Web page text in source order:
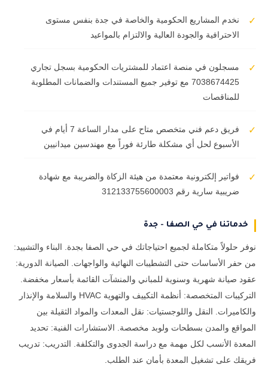
✓
نخدم المشاريع الحكومية والخاصة في جدة بنفس مستوى
الاحترافية والجودة العالية والالتزام بالمواعيد
✓
مسجلون في منصة اعتماد للمشتريات الحكومية بسجل تجاري
7038674425 مع توفير جميع المستندات والضمانات المطلوبة
للمناقصات
✓
فريق دعم فني متخصص متاح على مدار الساعة 7 أيام في
الأسبوع لحل أي مشكلة طارئة فوراً مع مهندسين ميدانيين
✓
فواتير إلكترونية معتمدة من هيئة الزكاة والضريبة مع شهادة
ضريبية سارية رقم 312133755600003
خدماتنا في حي الصفا - جدة
نوفر حلولاً متكاملة لجميع احتياجاتك في حي الصفا بجدة. البناء والتشييد:
من حفر الأساسات حتى التشطيبات النهائية والواجهات. الصيانة الدورية:
عقود صيانة شهرية وسنوية للمباني والمنشآت القائمة بأسعار مخفضة.
التركيبات المتخصصة: أنظمة التكييف والتهوية HVAC والسلامة والإنذار
والكاميرات. النقل واللوجستيات: نقل المعدات والمواد الثقيلة بين
المواقع والمدن بسطحات ولوبد مخصصة. الاستشارات الفنية: تحديد
المعدة الأنسب لكل مهمة مع دراسة الجدوى والتكلفة. التدريب: تدريب
فريقك على تشغيل المعدة بأمان عند الطلب.